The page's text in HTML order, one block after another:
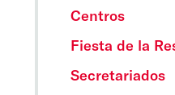
Centros
Fiesta de la
Secretariados